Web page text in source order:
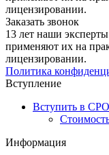
лицензировании.
Заказать звонок
13 лет наши
применяют их на
лицензировании.
Политика
Вступление
Вступить в СРО
Информация